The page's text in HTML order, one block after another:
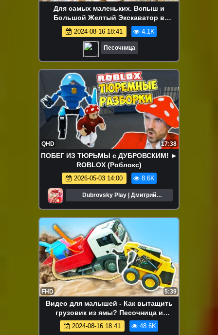
Для самых маленьких. Вспыш и
Большой Желтый Экскаватор в
песочнице. Развивающее видео для
малышей
2024-08-16 18:41 4.1K
Песочница
QHD 17:38
ПОБЕГ ИЗ ТЮРЬМЫ с ДУБРОВСКИМ! ►
ROBLOX (Роблокс)
2026-05-03 14:00 8.6K
Dubrovsky Play | Дмитрий
FHD 5:39
Видео для малышей - Как вытащить
грузовик из ямы? Песочница и
машинки для детей
2024-08-16 18:41 48.6K